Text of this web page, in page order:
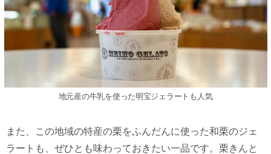
地元産の⽜乳を使った明宝ジェラートも⼈気
また、この地域の特産の栗をふんだんに使った和栗のジェ
ラートも、ぜひとも味わっておきたい⼀品です。栗きんと